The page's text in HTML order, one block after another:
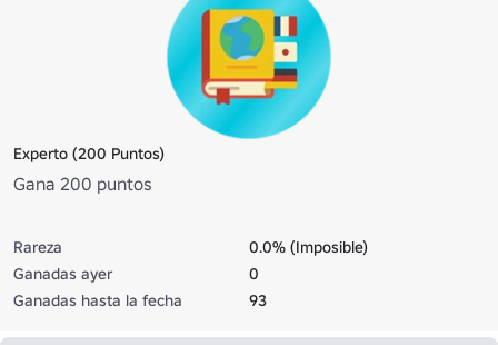
Experto (200 Puntos)
Gana 200 puntos
Rareza
0.0% (Imposible)
Ganadas ayer
0
Ganadas hasta la fecha
93